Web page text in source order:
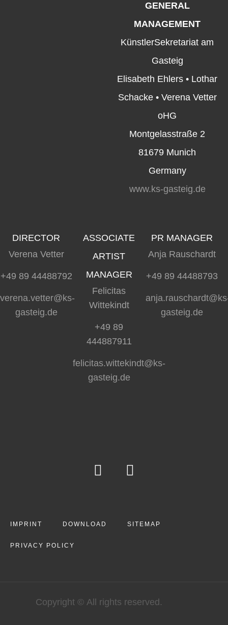
GENERAL
MANAGEMENT
KünstlerSekretariat am
Gasteig
Elisabeth Ehlers • Lothar
Schacke • Verena Vetter
oHG
Montgelasstraße 2
81679 Munich
Germany
www.ks-gasteig.de
DIRECTOR
Verena Vetter
+49 89 44488792
verena.vetter@ks-
gasteig.de
ASSOCIATE
ARTIST
MANAGER
Felicitas
Wittekindt
+49 89
444887911
felicitas.wittekindt@ks-
gasteig.de
PR MANAGER
Anja Rauschardt
+49 89 44488793
gasteig.de
IMPRINT DOWNLOAD SITEMAP
PRIVACY POLICY
Copyright © All rights reserved.